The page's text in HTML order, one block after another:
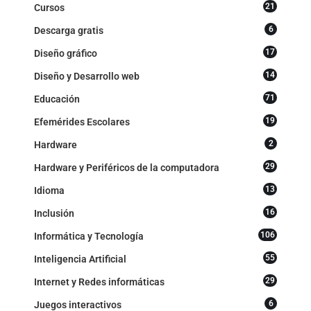
Cursos 21
Descarga gratis 6
Diseño gráfico 17
Diseño y Desarrollo web 14
Educación 71
Efemérides Escolares 19
Hardware 2
Hardware y Periféricos de la computadora 29
Idioma 13
Inclusión 16
Informática y Tecnología 106
Inteligencia Artificial 55
Internet y Redes informáticas 29
Juegos interactivos 6